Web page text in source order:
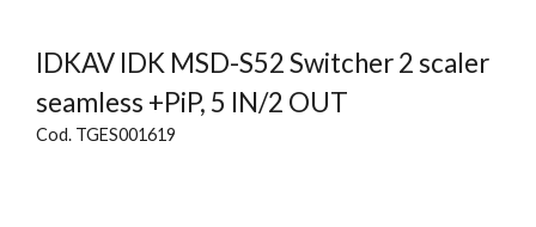
IDKAV IDK MSD-S52 Switcher 2 scaler
seamless +PiP, 5 IN/2 OUT
Cod. TGES001619